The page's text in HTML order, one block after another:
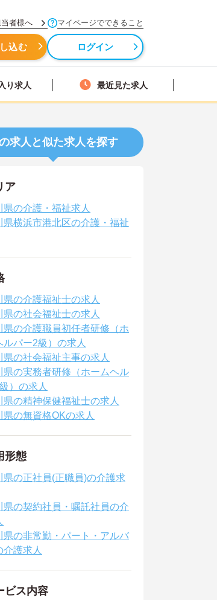
者様へ マイページでできること
込む ログイン
り求人 最近見た求人
求人と似た求人を探す
ア
県の介護・福祉求人
県横浜市港北区の介護・福祉
県の介護福祉士の求人
県の社会福祉士の求人
県の介護職員初任者研修（ホ
ルパー2級）の求人
県の社会福祉主事の求人
県の実務者研修（ホームヘル
）の求人
県の精神保健福祉士の求人
県の無資格OKの求人
形態
県の正社員(正職員)の介護求
県の契約社員・嘱託社員の介
県の非常勤・パート・アルバ
介護求人
ビス内容